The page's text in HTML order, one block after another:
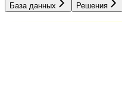
База данных Решения